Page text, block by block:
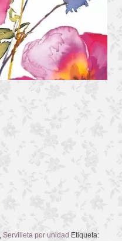
Servilleta por unidad Etiqueta: